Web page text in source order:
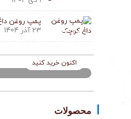
پمپ روغن
23 آذر 1404
فروش ویژه
تا 40 درصد تخفیف
اکنون خرید کنید
محصولات